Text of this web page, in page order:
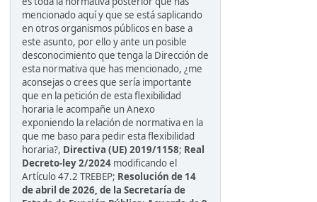
mencionado aquí y que se está saplicando
en otros organismos públicos en base a
este asunto, por ello y ante un posible
desconocimiento que tenga la Dirección de
esta normativa que has mencionado, ¿me
aconsejas o crees que sería importante
que en la petición de esta flexibilidad
horaria le acompañe un Anexo
exponiendo la relación de normativa en la
que me baso para pedir esta flexibilidad
horaria?, Directiva (UE) 2019/1158; Real
Decreto-ley 2/2024 modificando el
Artículo 47.2 TREBEP; Resolución de 14
de abril de 2026, de la Secretaría de